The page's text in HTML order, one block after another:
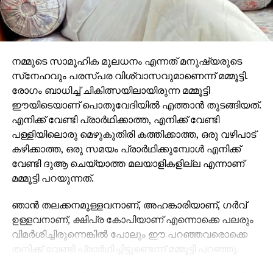
വര്‍ഗക്കാരുടെ സമുദായത്തെ ശാക്തീകരിക്കുന്നതിനും
സാമൂഹികനീതിക്കും വേണ്ടി രൂപംകൊടുത്ത ‘മേക്ക്
റിപ്പിള്‍സ്’ എന്ന സന്നദ്ധസംഘടനയുടെ സഹസ്ഥാപക
പരസ്യചിത്രനിര്‍മ്മാണരംഗത്തും തന്റെ കൈയൊപ്പ്
പതിപ്പിച്ച കെല്ലിയുടെ ‘ബ്‌ളാക്ക് എലിവേഷന്‍ മാപ്പ്’
എന്ന പ്രചാരണചിത്രം നിരവധി അന്താരാഷ്ട്ര
അംഗീകാരങ്ങള്‍ നേടിയിട്ടുണ്ട്. 2025ലെ ടൊറന്‍േറാ
ഇന്റര്‍നാഷണല്‍ ഫെസ്റ്റിവലില്‍ കെല്ലിയുടെ
‘ഡീമണ്‍സ്’ എന്ന ഹ്രസ്വചിത്രം ഔദ്യോഗിക
സെലക്ഷന്‍ നേടി. സ്വന്തം ജനതയുടെ അതിജീവനവും
സ്‌നേഹവും കരീബിയന്‍ പ്രവാസിജീവിതവും
പ്രതിഫലിപ്പിക്കുന്നവയാണ് കെല്ലിയുടെ ചിത്രങ്ങള്‍.
മേളയുടെ മുഖ്യ ആകര്‍ഷണങ്ങള്‍
അന്താരാഷ്ട്ര മല്‍സരവിഭാഗത്തില്‍ 14 സിനിമകളും
മലയാള സിനിമ റ്റുഡേ വിഭാഗത്തില്‍ 12 ചിത്രങ്ങളും
ഇന്ത്യന്‍ സിനിമ നൗ വിഭാഗത്തില്‍ ഏഴ് സിനിമകളും
നമ്മുടെ സാമൂഹിക മൂലധനം എന്നത് മനുഷ്യരുടെ
സ്‌നേഹവും പരസ്പര വിശ്വാസവുമാണെന്ന് മമ്മൂട്ടി.
രോഗം ബാധിച്ച് ചികിത്സയിലായിരുന്ന മമ്മൂട്ടി
ഈയിടെയാണ് പൊതുവേദിയില്‍ എത്താന്‍ തുടങ്ങിയത്.
എനിക്ക് വേണ്ടി പ്രാര്‍ഥിക്കാത്ത, എനിക്ക് വേണ്ടി
പള്ളിയിലൊരു മെഴുകുതിരി കത്തിക്കാത്ത, ഒരു വഴിപാട്
കഴിക്കാത്ത, ഒരു സമയം പ്രാര്‍ഥിക്കുമ്പോള്‍ എനിക്ക്
വേണ്ടി ദുആ ചെയ്യാത്ത മലയാളികളില്ല എന്നാണ്
മമ്മൂട്ടി പറയുന്നത്.
ഞാന്‍ തലക്കനമുള്ളവനാണ്, അഹങ്കാരിയാണ്, ഗര്‍വ്
ഉള്ളവനാണ്, ക്ഷിപ്ര കോപിയാണ് എന്നൊക്കെ പലരും
വിമര്‍ശിച്ചിരുന്നെങ്കില്‍ പോലും ഈ പറഞ്ഞവരൊക്കെ
തനിക്ക് വേണ്ടി പ്രാര്‍ഥിച്ചിട്ടുണ്ടെന്ന് മമ്മൂട്ടി പറഞ്ഞു.